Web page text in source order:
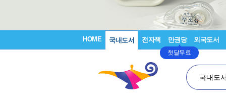
HOME 국내도서 전자책 만권당
첫달무료
외국도서
국내도